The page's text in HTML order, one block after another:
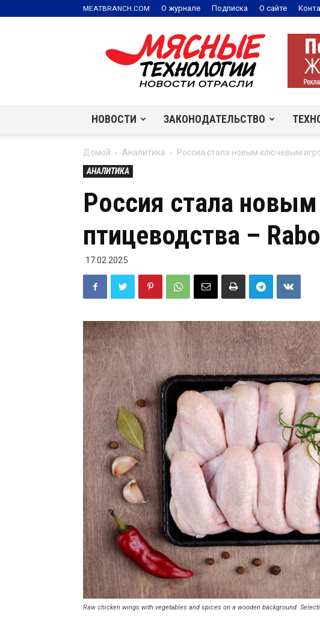
MEATBRANCH.COM О журнале Подписка О сайте
Мясные
технологии
|
Новости
отрасли
НОВОСТИ ЗАКОНОДАТЕЛЬСТВО
Домой Аналитика
Россия стала новым ключевым
АНАЛИТИКА
Россия стала
птицеводства –
17.02.2025
Raw chicken wings with vegetables and spices on a wooden background.